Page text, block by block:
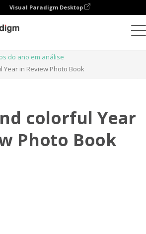
Visual Paradigm Desktop
do ano em análise
Year in Review Photo Book
colorful Year
Photo Book